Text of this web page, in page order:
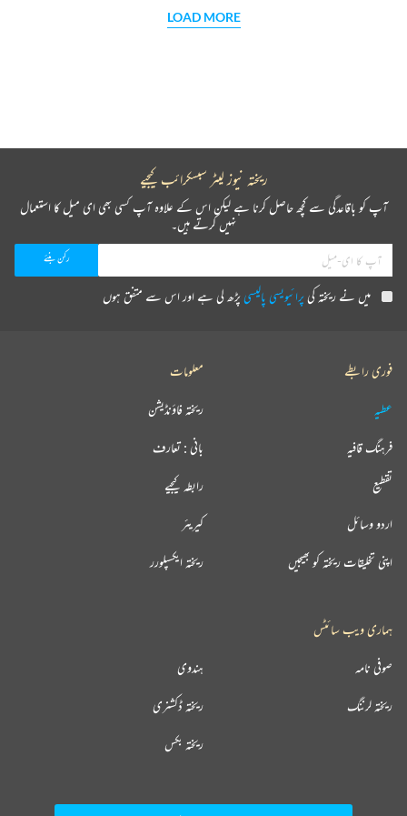
LOAD MORE
ریختہ نیوز لیٹر سبسکرائب کیجیے
آپ کو باقاعدگی سے کچھ حاصل کرنا ہے لیکن اس کے علاوہ آپ کسی بھی ای میل کا استعمال
نہیں کرتے ہیں۔
میں نے ریختہ کیپرائیویسی پالیسیپڑھ لی ہے اور اس سے متفق ہوں
فوری رابطے
عطیہ
فرہنگ قافیہ
تقطیع
اردو وسائل
اپنی تخلیقات ریختہ کو بھیجیں
معلومات
ریختہ فاؤنڈیشن
بانی : تعارف
رابطہ کیجیے
کیریئر
ریختہ ایکسپلورر
ہماری ویب سائٹس
ہندوی صوفی نامہ
ریختہ ڈکشنری ریختہ لرننگ
ریختہ بکس